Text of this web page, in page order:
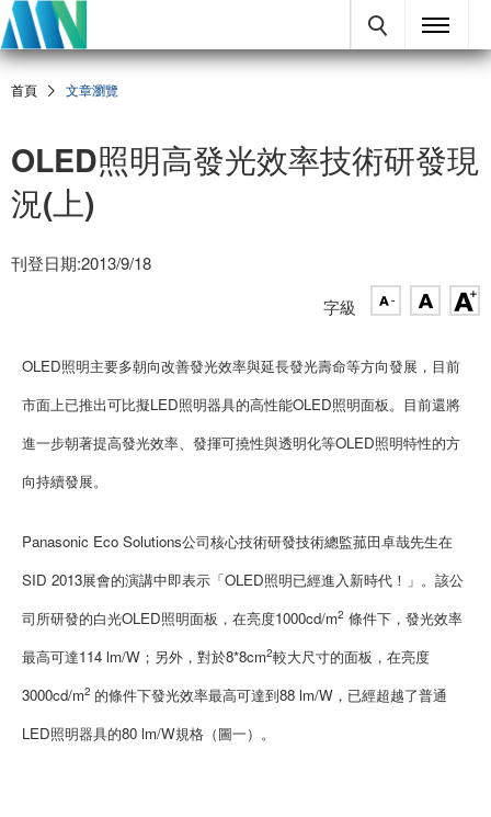
首頁 文章瀏覽
OLED照明高發光效率技術研發現
況(上)
刊登日期:2013/9/18
字級
OLED照明主要多朝向改善發光效率與延長發光壽命等方向發展，目前
市面上已推出可比擬LED照明器具的高性能OLED照明面板。目前還將
進一步朝著提高發光效率、發揮可撓性與透明化等OLED照明特性的方
向持續發展。
Panasonic Eco Solutions公司核心技術研發技術總監菰田卓哉先生在
SID 2013展會的演講中即表示「OLED照明已經進入新時代！」。該公
司所研發的白光OLED照明面板，在亮度1000cd/m2 條件下，發光效率
最高可達114 lm/W；另外，對於8*8cm2較大尺寸的面板，在亮度
3000cd/m2 的條件下發光效率最高可達到88 lm/W，已經超越了普通
LED照明器具的80 lm/W規格（圖一）。